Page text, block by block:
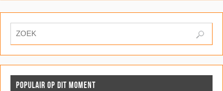
POPULAIR OP DIT MOMENT